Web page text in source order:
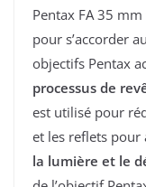
Pentax FA 35
pour s’accorder
objectifs Pentax
processus de
est utilisé pour
et les reflets pour
la lumière et le